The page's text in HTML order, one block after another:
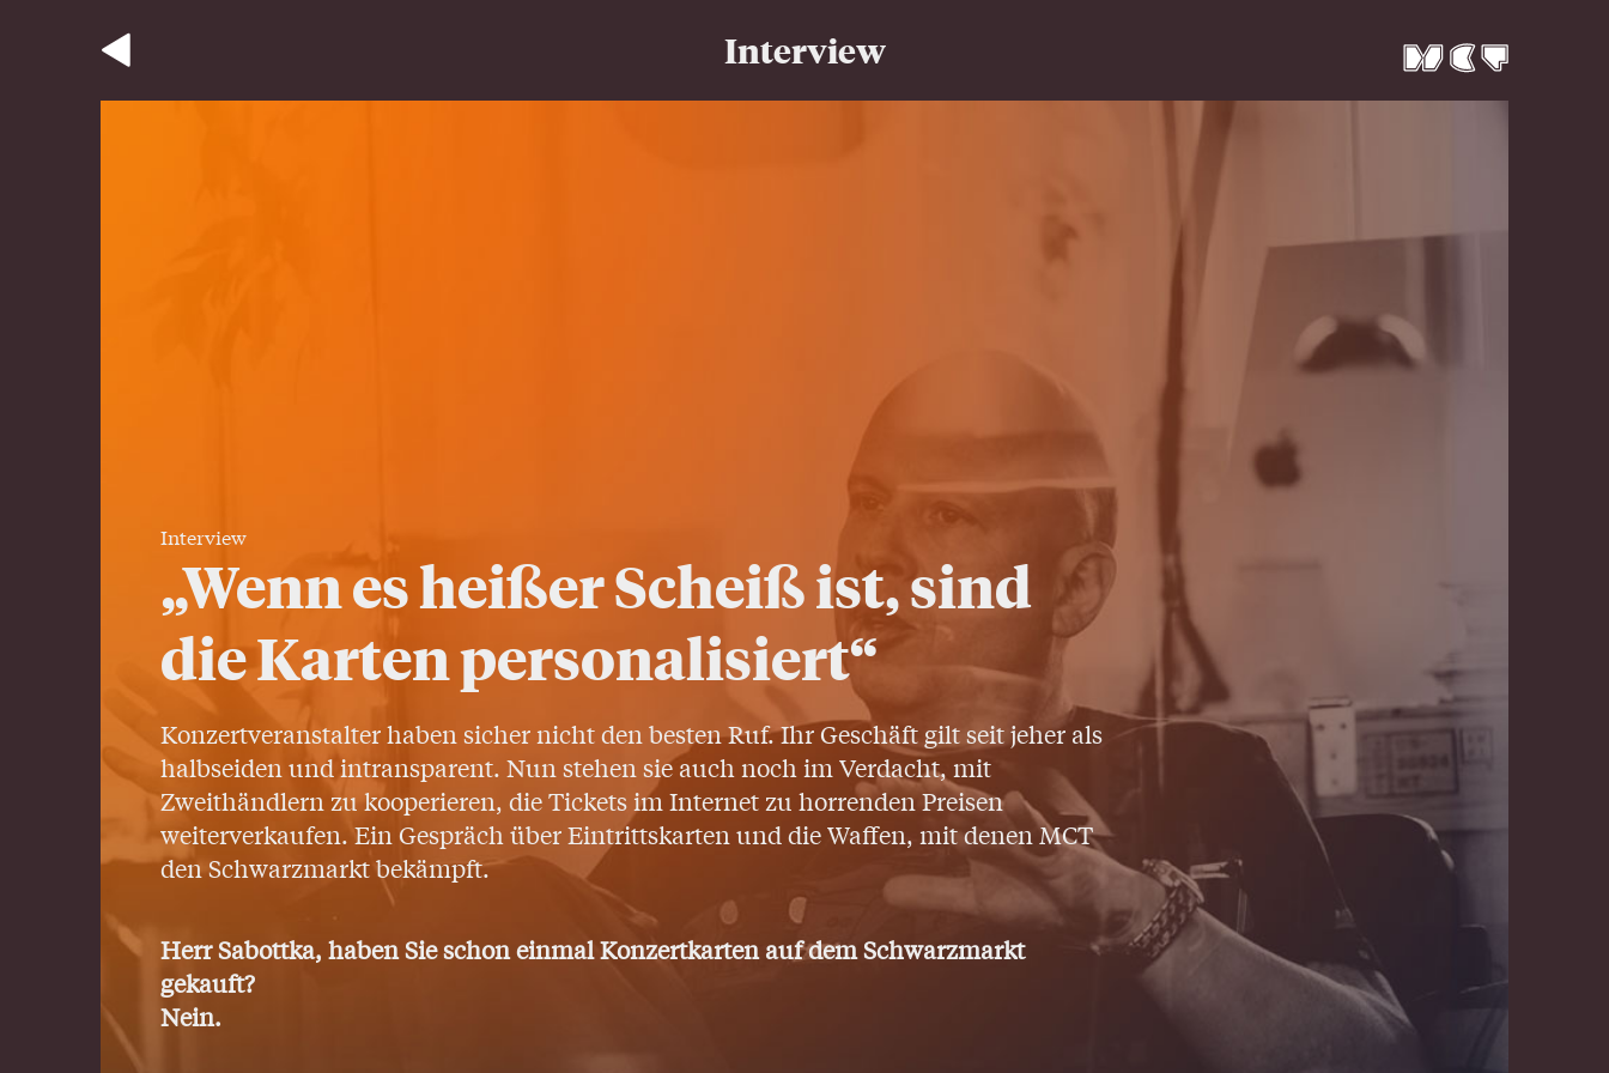
Interview
Interview
„Wenn es heißer Scheiß ist, sind
die Karten personalisiert“
Konzertveranstalter haben sicher nicht den besten Ruf. Ihr Geschäft gilt seit jeher als
halbseiden und intransparent. Nun stehen sie auch noch im Verdacht, mit
Zweithändlern zu kooperieren, die Tickets im Internet zu horrenden Preisen
weiterverkaufen. Ein Gespräch über Eintrittskarten und die Waffen, mit denen MCT
den Schwarzmarkt bekämpft.
Herr Sabottka, haben Sie schon einmal Konzertkarten auf dem Schwarzmarkt
gekauft?
Nein.